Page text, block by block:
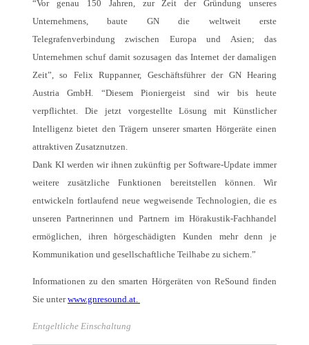
“Vor genau 150 Jahren, zur Zeit der Gründung unseres
Unternehmens, baute GN die weltweit erste
Telegrafenverbindung zwischen Europa und Asien; das
Unternehmen schuf damit sozusagen das Internet der damaligen
Zeit”, so Felix Ruppanner, Geschäftsführer der GN Hearing
Austria GmbH. “Diesem Pioniergeist sind wir bis heute
verpflichtet. Die jetzt vorgestellte Lösung mit Künstlicher
Intelligenz bietet den Trägern unserer smarten Hörgeräte einen
attraktiven Zusatznutzen.
Dank KI werden wir ihnen zukünftig per Software-Update immer
weitere zusätzliche Funktionen bereitstellen können. Wir
entwickeln fortlaufend neue wegweisende Technologien, die es
unseren Partnerinnen und Partnern im Hörakustik-Fachhandel
ermöglichen, ihren hörgeschädigten Kunden mehr denn je
Kommunikation und gesellschaftliche Teilhabe zu sichern.”
Informationen zu den smarten Hörgeräten von ReSound finden
Sie unterwww.gnresound.at.
Entgeltliche Einschaltung